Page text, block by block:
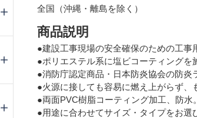
全国（沖縄・離島を除く）
商品説明
●建設工事現場の安全確保のための工事
●ポリエステル系に塩ビコーティングを
●消防庁認定商品・日本防炎協会の防炎
●火源に接しても容易に燃え上がらず、
●両面PVC樹脂コーティング加工、防水。
●用途に合わせてサイズ・タイプをお選